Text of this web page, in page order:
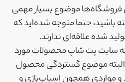
موضوع بسیار مهمی
باشید، حتما متوجه شده‌اید که
شده علاقه‌ای ندارند.
که سایت پت شاپ محصولات مورد
البته موضوع گستردگی محصول
مواردی همچون اسباب‌بازی و